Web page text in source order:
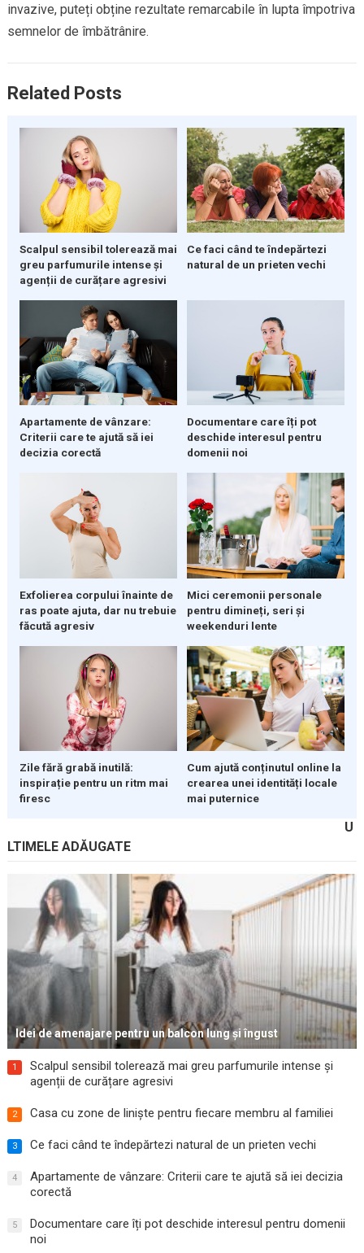
invazive, puteți obține rezultate remarcabile în lupta împotriva
semnelor de îmbătrânire.
Related Posts
Scalpul sensibil tolerează mai
greu parfumurile intense și
agenții de curățare agresivi
Ce faci când te îndepărtezi
natural de un prieten vechi
Apartamente de vânzare:
Criterii care te ajută să iei
decizia corectă
Documentare care îți pot
deschide interesul pentru
domenii noi
Exfolierea corpului înainte de
ras poate ajuta, dar nu trebuie
făcută agresiv
Mici ceremonii personale
pentru dimineți, seri și
weekenduri lente
Zile fără grabă inutilă:
inspirație pentru un ritm mai
firesc
Cum ajută conținutul online la
crearea unei identități locale
mai puternice
U
LTIMELE ADĂUGATE
Idei de amenajare pentru un balcon lung și îngust
1
Scalpul sensibil tolerează mai greu parfumurile intense și
agenții de curățare agresivi
2 Casa cu zone de liniște pentru fiecare membru al familiei
3 Ce faci când te îndepărtezi natural de un prieten vechi
4
Apartamente de vânzare: Criterii care te ajută să iei decizia
corectă
5
Documentare care îți pot deschide interesul pentru domenii
noi